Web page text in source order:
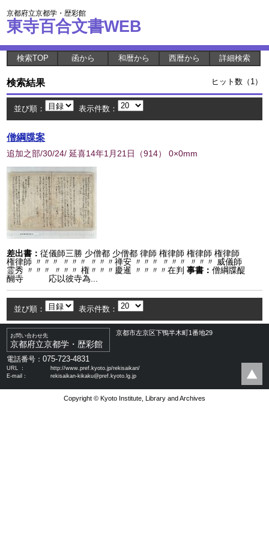
京都府立京都学・歴彩館
東寺百合文書WEB
検索TOP 函から 和暦から 西暦から 詳細検索
検索結果 ヒット数（1）
並び順： 表示件数：
僧綱牒案
追加之部/30/24/ 延喜14年1月21日 （914） 0×0mm
差出書：従儀師三勝 少僧都 少僧都 律師 権律師 権律師 権律師
権律師 〃〃〃 〃〃〃 〃〃〃禅安 〃〃〃 〃〃〃 〃〃〃 威儀師
霊秀 〃〃〃 〃〃〃 権〃〃〃慶暹 〃〃〃〃在判 事書：僧綱牒醍
醐寺 応以彼寺為...
並び順： 表示件数：
お問い合わせ先
京都府立京都学・歴彩館
京都市左京区下鴨半木町1番地29
電話番号：075-723-4831
URL ：
http://www.pref.kyoto.jp/rekisaikan/
E-mail：
rekisaikan-kikaku@pref.kyoto.lg.jp
Copyright © Kyoto Institute, Library and Archives